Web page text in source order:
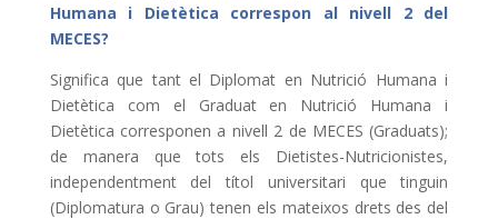
Humana i Dietètica correspon al nivell 2 del
MECES?
Significa que tant el Diplomat en Nutrició Humana i
Dietètica com el Graduat en Nutrició Humana i
Dietètica corresponen a nivell 2 de MECES (Graduats);
de manera que tots els Dietistes-Nutricionistes,
independentment del títol universitari que tinguin
(Diplomatura o Grau) tenen els mateixos drets des del